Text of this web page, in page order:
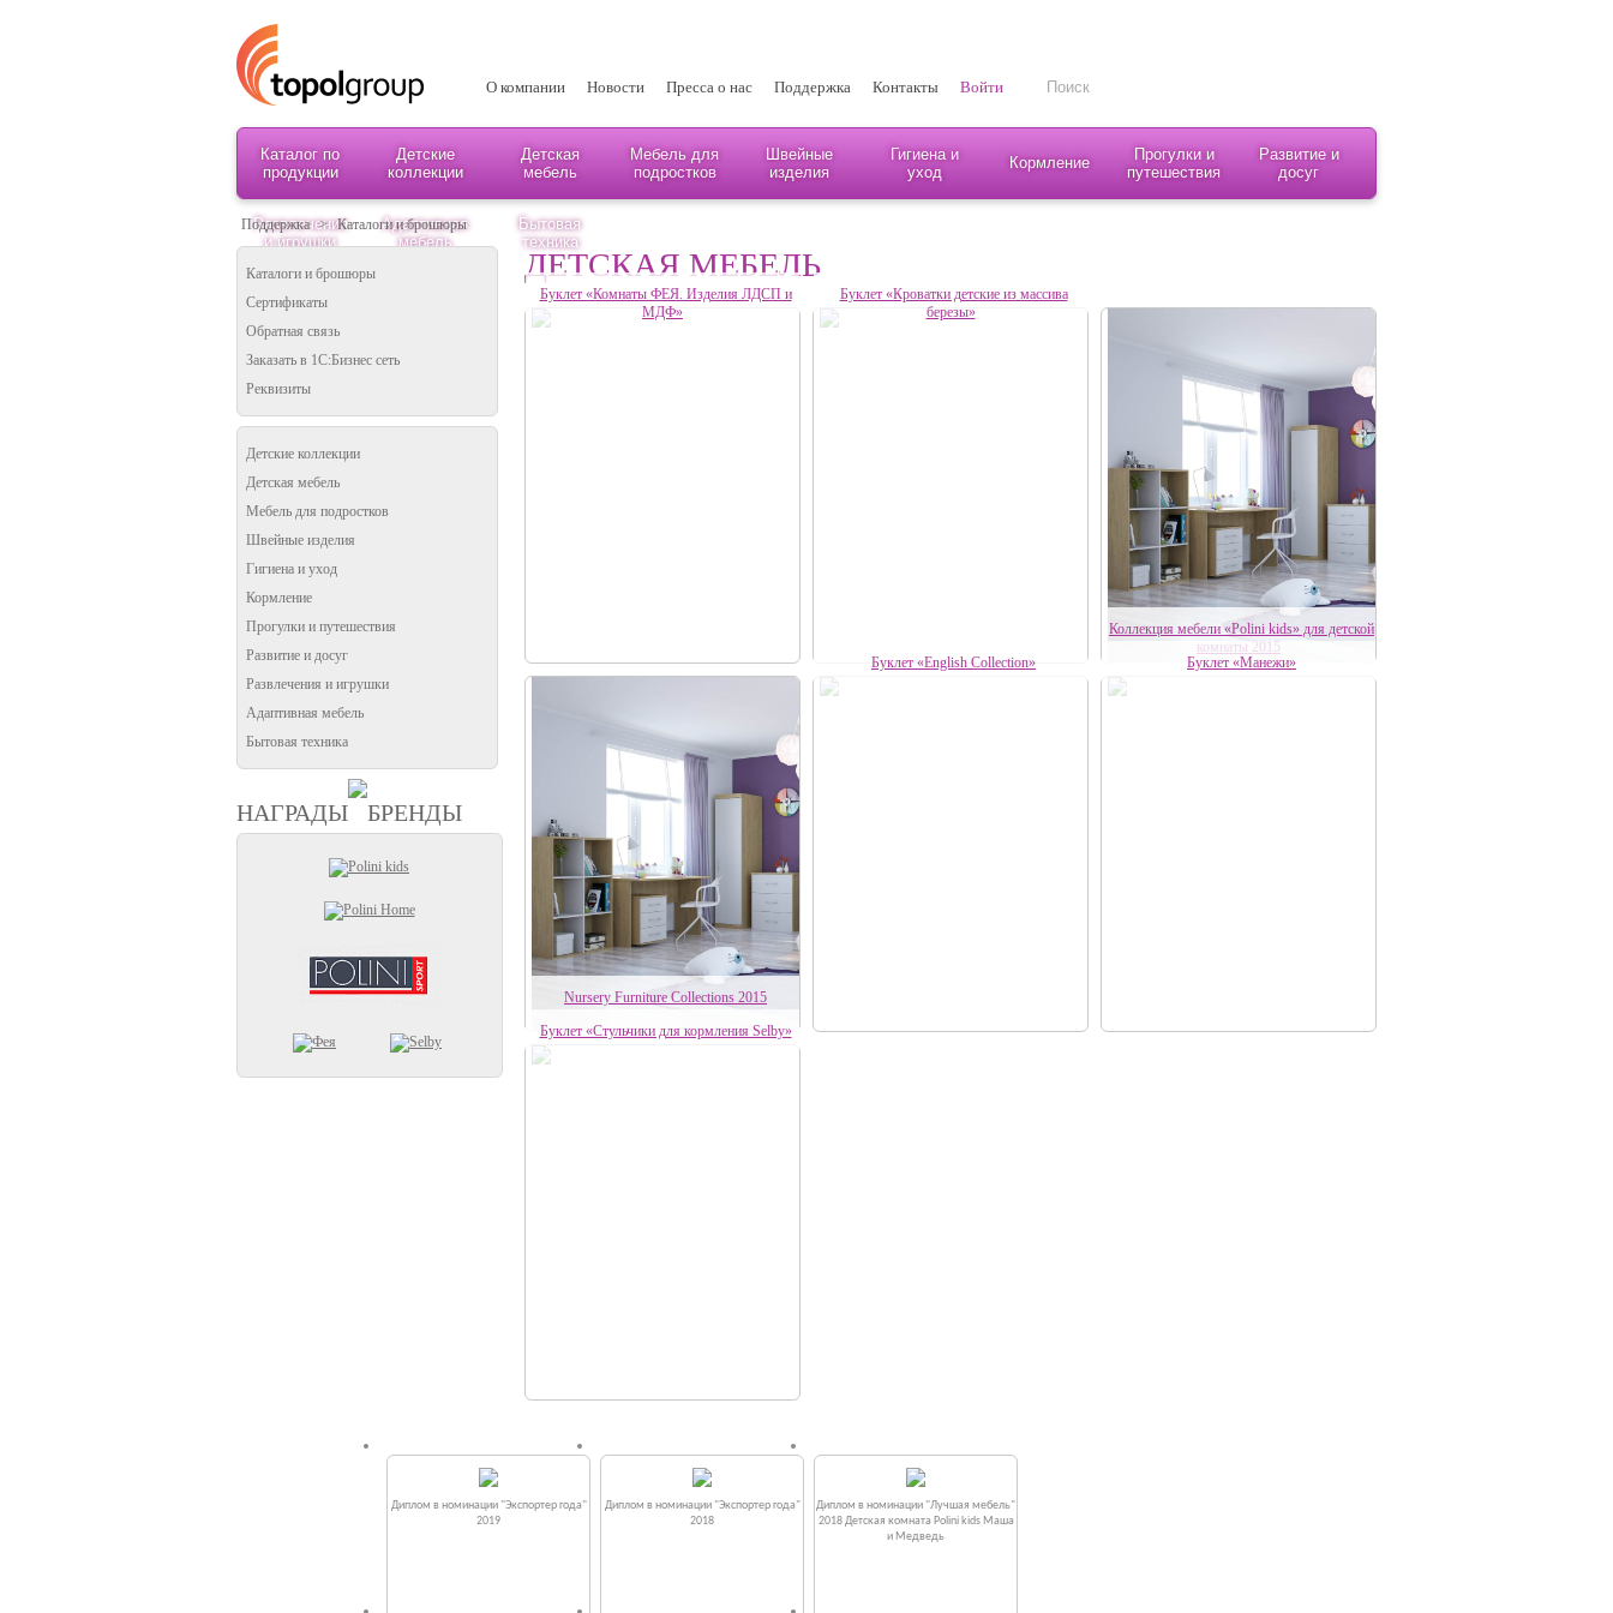
О компании Новости Пресса о нас Поддержка Контакты Войти
Каталог по
продукции
Детские
коллекции
Детская
мебель
Мебель для
подростков
Швейные
изделия
Гигиена и
уход
Кормление
Прогулки и
путешествия
Развитие и
досуг
Развлечения
и игрушки
Адаптивная
мебель
Бытовая
техника
Поддержка > Каталоги и брошюры
Каталоги и брошюры
Сертификаты
Обратная связь
Заказать в 1С:Бизнес сеть
Реквизиты
Детские коллекции
Детская мебель
Мебель для подростков
Швейные изделия
Гигиена и уход
Кормление
Прогулки и путешествия
Развитие и досуг
Развлечения и игрушки
Адаптивная мебель
Бытовая техника
НАГРАДЫ БРЕНДЫ
ДЕТСКАЯ МЕБЕЛЬ
Буклет «Комнаты ФЕЯ. Изделия ЛДСП и
МДФ»
Буклет «Кроватки детские из массива
березы»
Коллекция мебели «Polini kids» для детской
комнаты 2015
Nursery Furniture Collections 2015
Буклет «English Collection» Буклет «Манежи»
Буклет «Стульчики для кормления Selby»
Диплом в номинации "Экспортер года"
2019
Диплом в номинации "Экспортер года"
2018
Диплом в номинации "Лучшая мебель"
2018 Детская комната Polini kids Маша
и Медведь